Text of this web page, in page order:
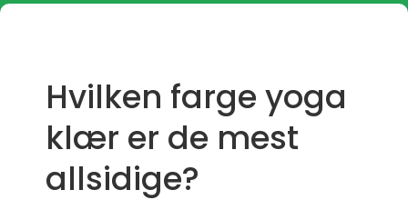
Hvilken farge yoga
klær er de mest
allsidige?